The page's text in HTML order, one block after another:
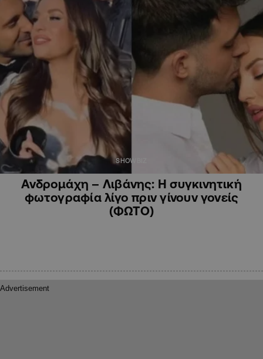
SHOWBIZ
Ανδρομάχη – Λιβάνης: Η συγκινητική
φωτογραφία λίγο πριν γίνουν γονείς
(ΦΩΤΟ)